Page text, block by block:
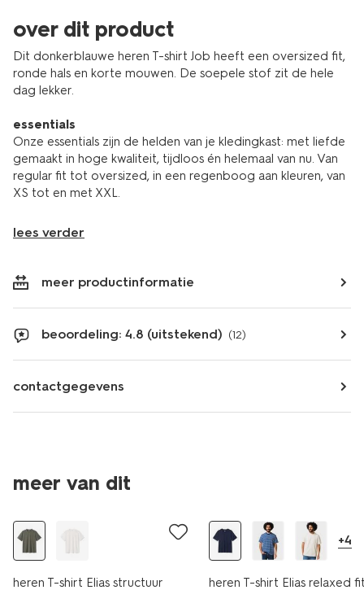
over dit product
Dit donkerblauwe heren T-shirt Job heeft een oversized fit,
ronde hals en korte mouwen. De soepele stof zit de hele
dag lekker.
essentials
Onze essentials zijn de helden van je kledingkast: met liefde
gemaakt in hoge kwaliteit, tijdloos én helemaal van nu. Van
regular fit tot oversized, in een regenboog aan kleuren, van
XS tot en met XXL.
lees verder
meer productinformatie
beoordeling: 4.8 (uitstekend) (12)
contactgegevens
meer van dit
nieuw
heren T-shirt Elias structuur
+4
heren T-shirt Elias relaxed